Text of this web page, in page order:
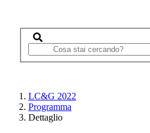
LC&G 2022
Programma
Dettaglio